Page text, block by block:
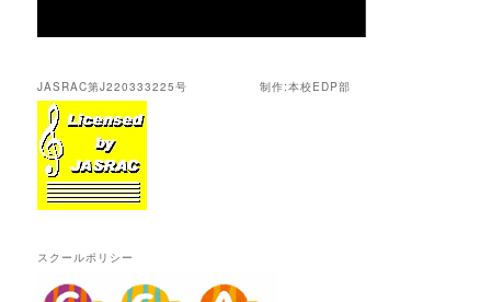
JASRAC第J220333225号 制作:本校EDP部
スクールポリシー